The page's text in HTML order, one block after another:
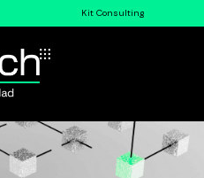
Kit Consulting